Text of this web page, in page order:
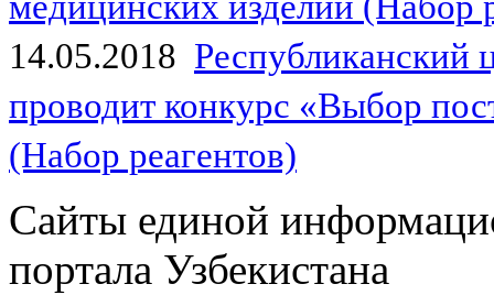
14.05.2018
проводит конкурс «Выбор
(Набор реагентов)
Сайты единой
портала Узбекистана